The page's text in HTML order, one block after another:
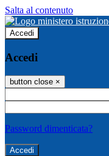
Salta al contenuto
Accedi
Accedi
button close ×
Password dimenticata?